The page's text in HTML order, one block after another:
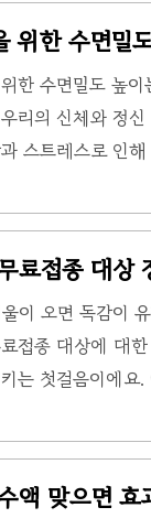
생기지 않게 숙지
는 일과성 🔗불면
증상이 있을 때
위한 수면밀
한 수면밀도 높
리의 신체와 정
스트레스로 인
이는 10가지 방
대해 상세히 알아
에 들고 일어나
. 이는 몸의 생체
료접종 대상
이 오면 독감이
접종 대상에 대
는 첫걸음이에요
를까요?많은 사
하는 급성 호흡기
액 맞으면 효